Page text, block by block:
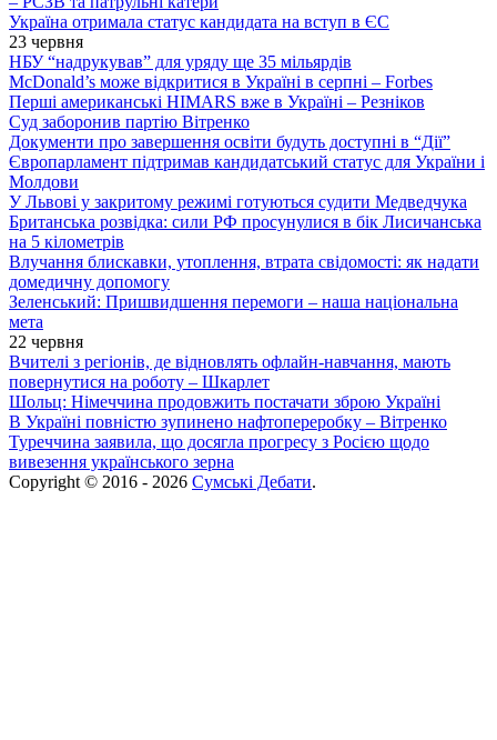
Україна отримала статус кандидата на вступ в ЄС
23 червня
НБУ “надрукував” для уряду ще 35 мільярдів
McDonald’s може відкритися в Україні в серпні – Forbes
Перші американські HIMARS вже в Україні – Резніков
Суд заборонив партію Вітренко
Документи про завершення освіти будуть доступні в “Дії”
Європарламент підтримав кандидатський статус для України і
Молдови
У Львові у закритому режимі готуються судити Медведчука
Британська розвідка: сили РФ просунулися в бік Лисичанська
на 5 кілометрів
Влучання блискавки, утоплення, втрата свідомості: як надати
домедичну допомогу
Зеленський: Пришвидшення перемоги – наша національна
мета
22 червня
Вчителі з регіонів, де відновлять офлайн-навчання, мають
повернутися на роботу – Шкарлет
Шольц: Німеччина продовжить постачати зброю Україні
В Україні повністю зупинено нафтопереробку – Вітренко
Туреччина заявила, що досягла прогресу з Росією щодо
вивезення українського зерна
Copyright © 2016 - 2026 Сумські Дебати.